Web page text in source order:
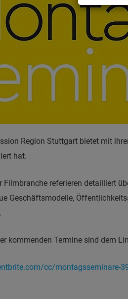
Region Stuttgart bietet mit
hat.
Filmbranche referieren detailliert
Geschäftsmodelle,
kommenden Termine sind dem
cc/montagsseminare-